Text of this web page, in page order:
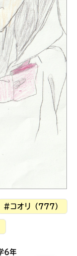
見つかる
を飛び出して
なとおしゃべり
できる掲示板
#コオリ（777）
6年